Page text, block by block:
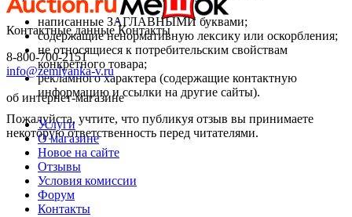
написанные ЗАГЛАВНЫМИ буквами;
содержащие ненормативную лексику или оскорбления;
не относящиеся к потребительским свойствам
конкретного товара;
рекламного характера (содержащие контактную
информацию и ссылки на другие сайты).
Пожалуйста, учтите, что публикуя отзыв вы принимаете
некоторую ответственность перед читателями.
Контактные данные Контакты
8-800-700-2151
info@zemlyanka-v.ru
об интернет-магазине
Услуги
О магазине
Новое на сайте
Отзывы
Условия комиссии
Форум
Контакты